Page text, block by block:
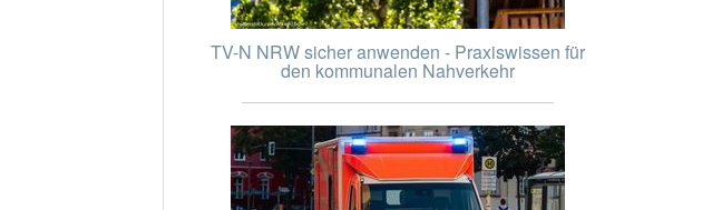
TV-N NRW sicher anwenden - Praxiswissen für
den kommunalen Nahverkehr